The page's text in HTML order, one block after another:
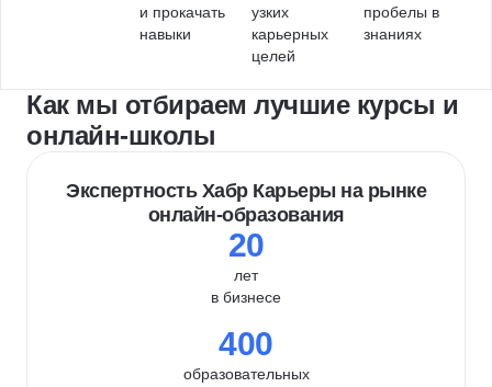
и прокачать
навыки
узких
карьерных
целей
пробелы в
знаниях
Как мы отбираем лучшие курсы и
онлайн-школы
Экспертность Хабр Карьеры на рынке
онлайн-образования
20
лет
в бизнесе
400
образовательных